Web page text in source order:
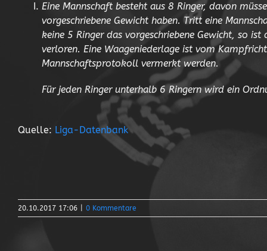
Eine Mannschaft besteht aus 8 Ringer, davon
vorgeschriebene Gewicht haben. Tritt eine
keine 5 Ringer das vorgeschriebene Gewicht, so
verloren. Eine Waageniederlage ist vom
Mannschaftsprotokoll vermerkt werden.
Für jeden Ringer unterhalb 6 Ringern wird ein
Quelle: Liga-Datenbank
20.10.2017 17:06 0 Kommentare